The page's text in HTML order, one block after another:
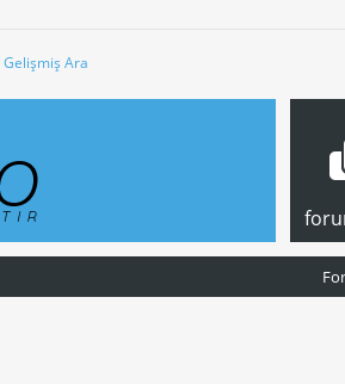
Gelişmiş Ara